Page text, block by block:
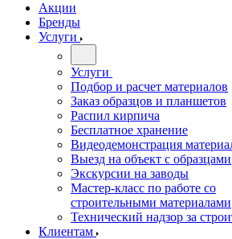
Акции
Бренды
Услуги
Услуги
Подбор и расчет материалов
Заказ образцов и планшетов
Распил кирпича
Бесплатное хранение
Видеодемонстрация
Выезд на объект с образцами
Экскурсии на заводы
Мастер-класс по работе со
строительными материалами
Технический надзор за
Клиентам